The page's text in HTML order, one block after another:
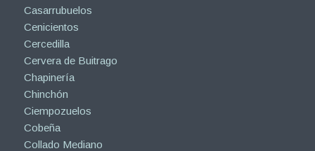
Casarrubuelos
Cenicientos
Cercedilla
Cervera de Buitrago
Chapinería
Chinchón
Ciempozuelos
Cobeña
Collado Mediano